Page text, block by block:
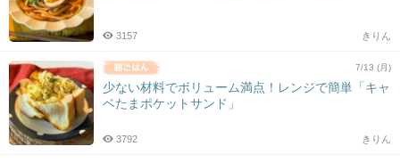
きりん
3157
7/13 (月)
少ない材料でボリューム満点！レンジで簡単「キャ
ベたまポケットサンド」
きりん
3792